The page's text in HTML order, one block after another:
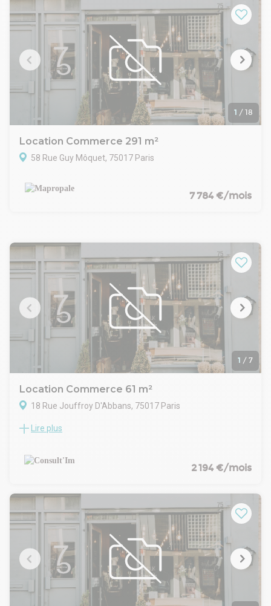
1 / 18
Location Commerce 291 m²
58 Rue Guy Môquet, 75017 Paris
7 784 €/mois
1 / 7
Location Commerce 61 m²
18 Rue Jouffroy D'Abbans, 75017 Paris
M° Malesherbes , dans un immeuble de standing, à louer une
CARACTERISTIQUES DE L'OFFRE
RDC: 46 m2
Extraction 400 m
Rez de chaussée: 15 m2
Espace de stockage
CONDITIONS FINANCIERES
Bail : 3/6/9 ans
Vente de fond de commerce: Nous contacter
Loyer mensuel : 2 194 € HT HC
Disponibilité : Immediate
Lire plus
2 194 €/mois